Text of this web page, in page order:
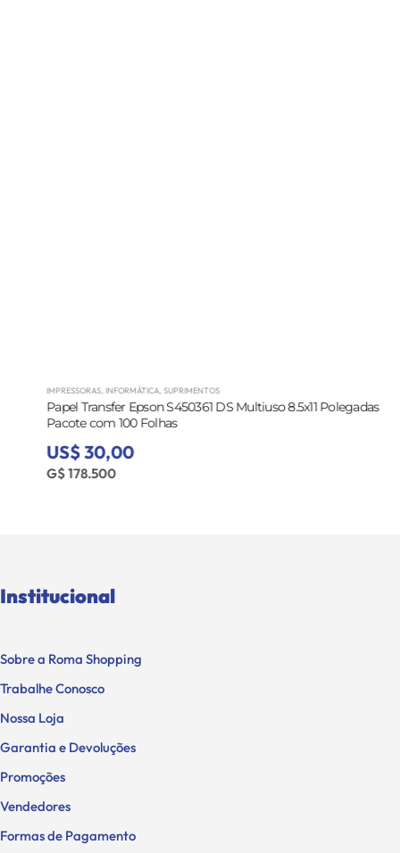
IMPRESSORAS,INFORMÁTICA,SUPRIMENTOS
Papel Transfer Epson S450361 DS Multiuso 8.5x11 Polegadas -
Pacote com 100 Folhas
US$ 30,00
G$ 178.500
Institucional
Sobre a Roma Shopping
Trabalhe Conosco
Nossa Loja
Garantia e Devoluções
Promoções
Vendedores
Formas de Pagamento